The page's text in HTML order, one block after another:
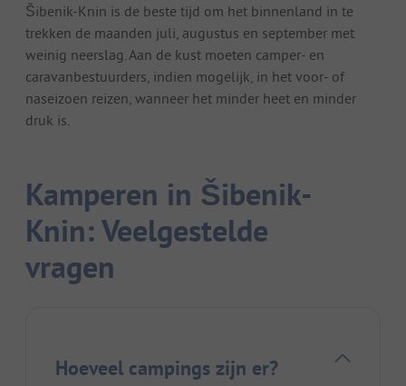
Šibenik-Knin is de beste tijd om het binnenland in te
trekken de maanden juli, augustus en september met
weinig neerslag. Aan de kust moeten camper- en
caravanbestuurders, indien mogelijk, in het voor- of
naseizoen reizen, wanneer het minder heet en minder
druk is.
Kamperen in Šibenik-
Knin: Veelgestelde
vragen
Hoeveel campings zijn er?